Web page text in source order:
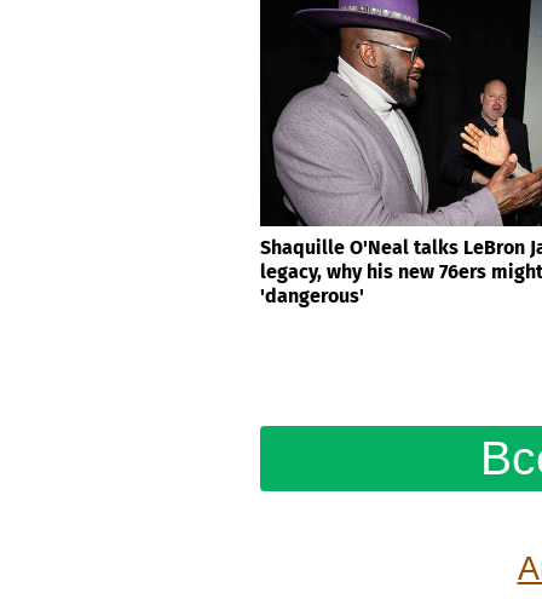
Shaquille O'Neal talks LeBron
legacy, why his new 76ers
'dangerous'